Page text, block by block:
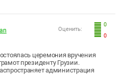
0
0
Оценить:
церемония вручения
президенту Грузии.
администрация